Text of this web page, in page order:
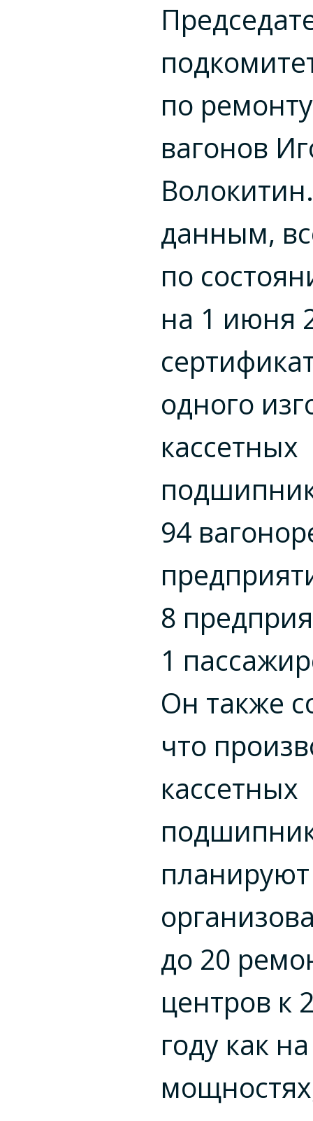
по
вагонов
данным,
по
на 1 июня
одного
кассетных
94
8
1
Он также
что
кассетных
планируют
до 20
центров к
году как